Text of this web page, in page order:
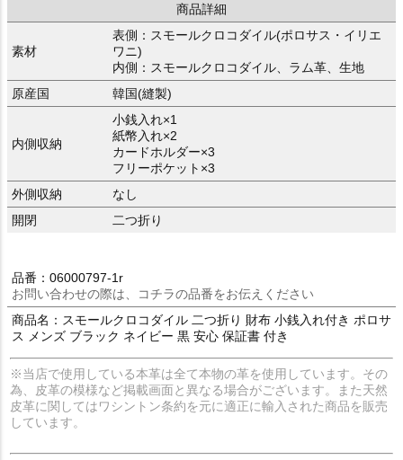
商品詳細
素材
表側：スモールクロコダイル(ポロサス・イリエ
ワニ)
内側：スモールクロコダイル、ラム革、生地
原産国
韓国(縫製)
内側収納
小銭入れ×1
紙幣入れ×2
カードホルダー×3
フリーポケット×3
外側収納
なし
開閉
二つ折り
品番：06000797-1r
お問い合わせの際は、コチラの品番をお伝えください
商品名：スモールクロコダイル 二つ折り 財布 小銭入れ付き ポロサ
ス メンズ ブラック ネイビー 黒 安心 保証書 付き
※当店で使用している本革は全て本物の革を使用しています。その
為、皮革の模様など掲載画面と異なる場合がございます。また天然
皮革に関してはワシントン条約を元に適正に輸入された商品を販売
しています。